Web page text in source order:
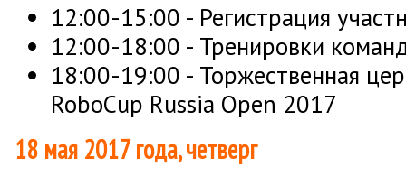
12:00-15:00 - Регистрация
12:00-18:00 - Тренировки
18:00-19:00 - Торжественная
RoboCup Russia Open 2017
18 мая 2017 года, четверг